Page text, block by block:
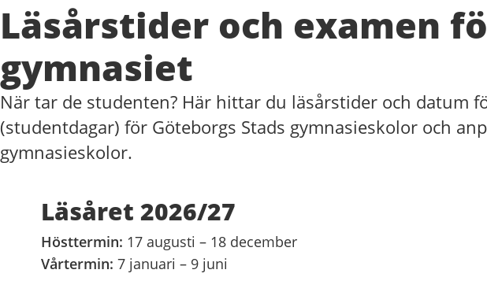
Läsårstider och examen
gymnasiet
När tar de studenten? Här hittar du läsårstider och datum
(studentdagar) för Göteborgs Stads gymnasieskolor och
gymnasieskolor.
Läsåret 2026/27
Hösttermin: 17 augusti – 18 december
Vårtermin: 7 januari – 9 juni